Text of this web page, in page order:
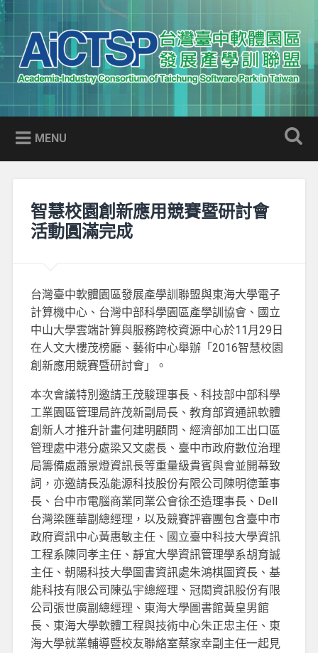
Skip
to
content
Search
AICTSP 台灣臺中軟體園區發展
產學訓聯盟
Academia-Industry Consortium of Taichung Software Park
in Taiwan
MENU
智慧校園創新應用競賽暨研討會
活動圓滿完成
台灣臺中軟體園區發展產學訓聯盟與東海大學電子
計算機中心、台灣中部科學園區產學訓協會、國立
中山大學雲端計算與服務跨校資源中心於11月29日
在人文大樓茂榜廳、藝術中心舉辦「2016智慧校園
創新應用競賽暨研討會」。
本次會議特別邀請王茂駿理事長、科技部中部科學
工業園區管理局許茂新副局長、教育部資通訊軟體
創新人才推升計畫何建明顧問、經濟部加工出口區
管理處中港分處梁又文處長、臺中市政府數位治理
局籌備處蕭景燈資訊長等重量級貴賓與會並開幕致
詞，亦邀請長泓能源科技股份有限公司陳明德董事
長、台中市電腦商業同業公會徐丕造理事長、Dell
台灣梁匯華副總經理，以及競賽評審團包含臺中市
政府資訊中心黃惠敏主任、國立臺中科技大學資訊
工程系陳同孝主任、靜宜大學資訊管理學系胡育誠
主任、朝陽科技大學圖書資訊處朱鴻棋圖資長、基
能科技有限公司陳弘宇總經理、冠閎資訊股份有限
公司張世廣副總經理、東海大學圖書館黃皇男館
長、東海大學軟體工程與技術中心朱正忠主任、東
海大學就業輔導暨校友聯絡室蔡家幸副主任一起見